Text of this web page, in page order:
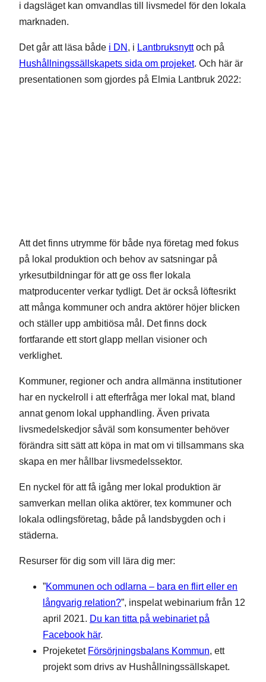
i dagsläget kan omvandlas till livsmedel för den lokala
marknaden.
Det går att läsa både i DN , i Lantbruksnyttoch på
Hushållningssällskapets sida om projeket. Och här är
presentationen som gjordes på Elmia Lantbruk 2022:
Att det finns utrymme för både nya företag med fokus
på lokal produktion och behov av satsningar på
yrkesutbildningar för att ge oss fler lokala
matproducenter verkar tydligt. Det är också löftesrikt
att många kommuner och andra aktörer höjer blicken
och ställer upp ambitiösa mål. Det finns dock
fortfarande ett stort glapp mellan visioner och
verklighet.
Kommuner, regioner och andra allmänna institutioner
har en nyckelroll i att efterfråga mer lokal mat, bland
annat genom lokal upphandling. Även privata
livsmedelskedjor såväl som konsumenter behöver
förändra sitt sätt att köpa in mat om vi tillsammans ska
skapa en mer hållbar livsmedelssektor.
En nyckel för att få igång mer lokal produktion är
samverkan mellan olika aktörer, tex kommuner och
lokala odlingsföretag, både på landsbygden och i
städerna.
Resurser för dig som vill lära dig mer:
”Kommunen och odlarna – bara en flirt eller en
långvarig relation?”, inspelat webinarium från 12
april 2021. Du kan titta på webinariet på
Facebook här.
Projeketet Försörjningsbalans Kommun, ett
projekt som drivs av Hushållningssällskapet.